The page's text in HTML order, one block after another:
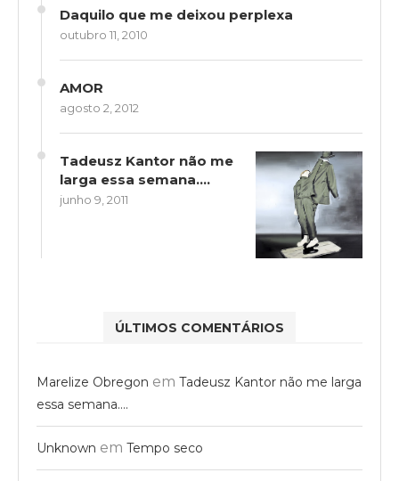
Daquilo que me deixou perplexa
outubro 11, 2010
AMOR
agosto 2, 2012
Tadeusz Kantor não me
larga essa semana….
junho 9, 2011
ÚLTIMOS COMENTÁRIOS
Marelize Obregon em Tadeusz Kantor não me larga
essa semana….
Unknown em Tempo seco